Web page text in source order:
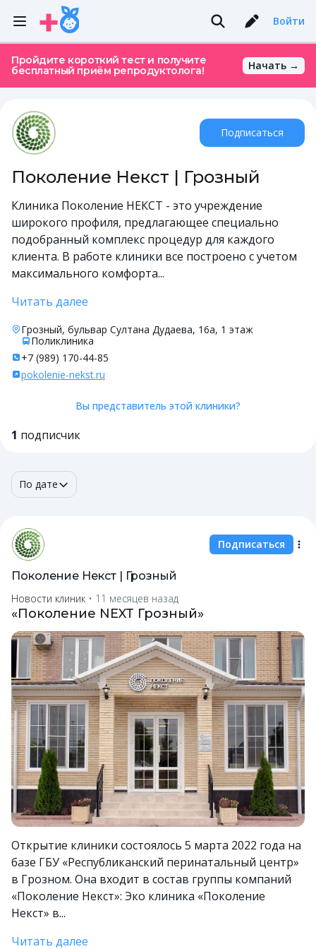
Войти
Пройдите короткий тест и получите
бесплатный приём репродуктолога!
Начать →
Поколение Некст | Грозный
Клиника Поколение НЕКСТ - это учреждение
широкого профиля, предлагающее специально
подобранный комплекс процедур для каждого
клиента. В работе клиники все построено с учетом
максимального комфорта...
Читать далее
Грозный, бульвар Султана Дудаева, 16а, 1 этаж
Поликлиника
+7 (989) 170-44-85
pokolenie-nekst.ru
Вы представитель этой клиники?
1 подписчик
Подписаться
По дате
Поколение Некст | Грозный
Подписаться
Новости клиник • 11 месяцев назад
«Поколение NEXT Грозный»
Открытие клиники состоялось 5 марта 2022 года на
базе ГБУ «Республиканский перинатальный центр»
в Грозном. Она входит в состав группы компаний
«Поколение Некст»: Эко клиника «Поколение
Некст» в...
Читать далее